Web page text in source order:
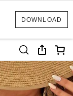
DOWNLOAD